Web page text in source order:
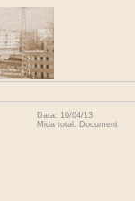
Data: 10/04/13
Mida total: Document